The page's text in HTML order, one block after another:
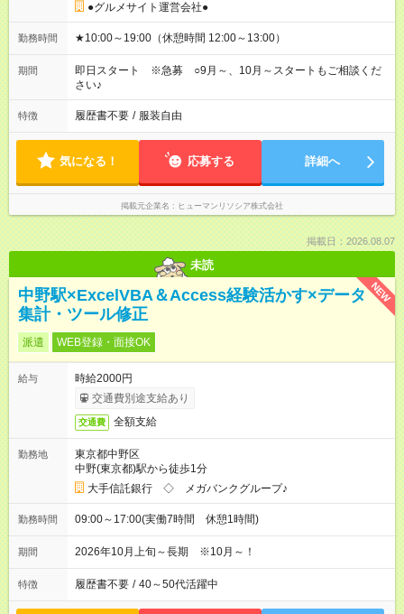
●グルメサイト運営会社●
勤務時間 ★10:00～19:00（休憩時間 12:00～13:00）
期間
即日スタート ※急募 ○9月～、10月～スタートもご相談くだ
さい♪
特徴 履歴書不要 / 服装自由
気になる！ 応募する 詳細へ
掲載元企業名 ヒューマンリソシア株式会社
掲載日：2026.08.07
未読
NEW
中野駅×ExcelVBA＆Access経験活かす×データ
集計・ツール修正
派遣 WEB登録・面接OK
給与
時給2000円
交通費別途支給あり
交通費 全額支給
勤務地
東京都中野区
中野(東京都)駅から徒歩1分
大手信託銀行 ◇ メガバンクグループ♪
勤務時間 09:00～17:00(実働7時間 休憩1時間)
期間 2026年10月上旬～長期 ※10月～！
特徴 履歴書不要 / 40～50代活躍中